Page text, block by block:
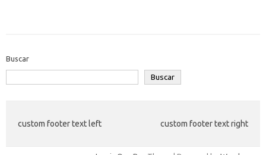
Buscar
Buscar
custom footer text left custom footer text right